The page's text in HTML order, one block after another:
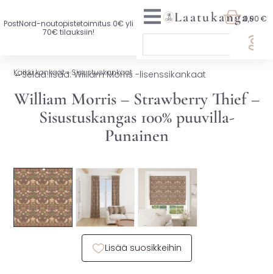
PostNord-noutopistetoimitus 0€ yli
70€ tilauksiin!
UUTTA VALIKOIMASSA
KAIKKI KANKAAT
SISUSTUSKANKAAT
YLEISKANKAAT
LISENSOIDUT KANKAAT
KANKAAT A-Ö
Laatukangas0,00 €
Kaikki kankaat»Sisustuskankaat
←Selaa lisää: William Morris -lisenssikankaat
William Morris – Strawberry Thief –
Sisustuskangas 100% puuvilla-
Punainen
Lisää suosikkeihin